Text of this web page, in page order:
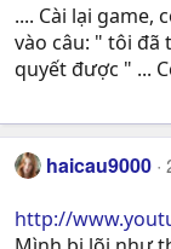
.... Cài lại game,
vào câu: " tôi đã
quyết được " ...
haicau9000
http://